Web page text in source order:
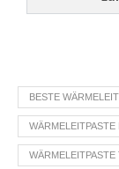
BESTE
WÄRMELEITPASTE
WÄRMELEITPASTE